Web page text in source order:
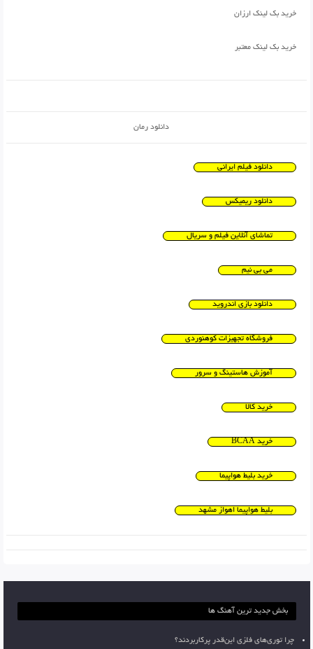
خرید بک لینک ارزان
خرید بک لینک معتبر
دانلود رمان
دانلود فیلم ایرانی
دانلود ریمیکس
تماشای آنلاین فیلم و سریال
می بی نیم
دانلود بازی اندروید
فروشگاه تجهیزات کوهنوردی
آموزش هاستینگ و سرور
خرید کالا
خرید BCAA
خرید بلیط هواپیما
بلیط هواپیما اهواز مشهد
بخش جدید ترین آهنگ ها
چرا توری‌های فلزی این‌قدر پرکاربردند؟